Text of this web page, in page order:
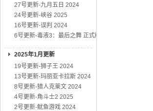
27号更新-九月五日 2024
24号更新-峡谷 2025
16号更新-误判 2024
6号更新-毒液3：最后之舞 正式版
2025年1月更新
19号更新-狮子王 2024
13号更新-玛丽亚卡拉斯 2024
8号更新-猎人克莱文 2024
4号更新-角斗士2 2025
2号更新-鱿鱼游戏 2024